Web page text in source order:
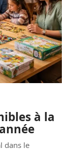
à la
dans le